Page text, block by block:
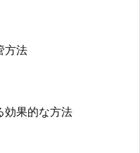
方法
効果的な方法